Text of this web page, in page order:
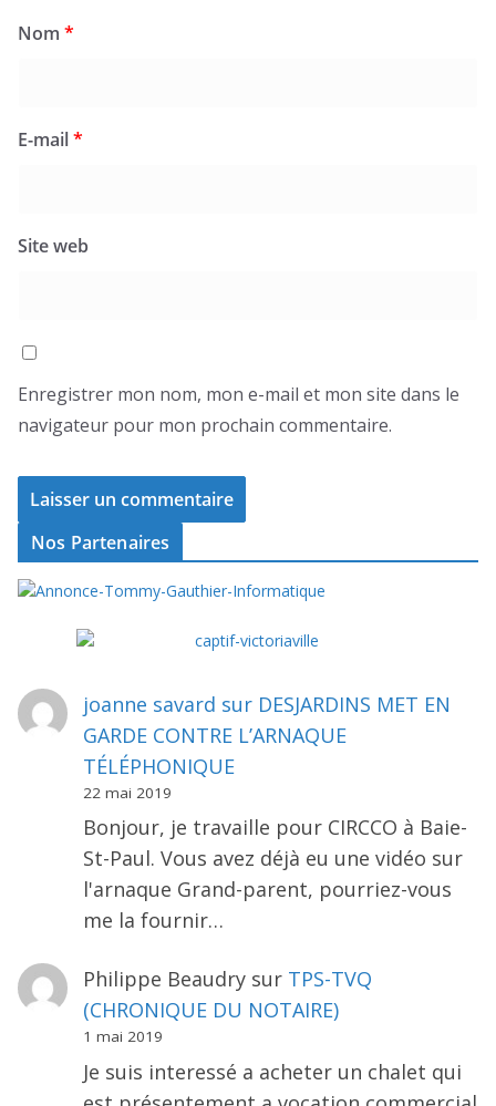
Nom *
E-mail*
Site web
Enregistrer mon nom, mon e-mail et mon site dans le
navigateur pour mon prochain commentaire.
Nos Partenaires
joanne savard sur DESJARDINS MET EN
GARDE CONTRE L’ARNAQUE
TÉLÉPHONIQUE
22 mai 2019
Bonjour, je travaille pour CIRCCO à Baie-
St-Paul. Vous avez déjà eu une vidéo sur
l'arnaque Grand-parent, pourriez-vous
me la fournir…
Philippe Beaudrysur TPS-TVQ
(CHRONIQUE DU NOTAIRE)
1 mai 2019
Je suis interessé a acheter un chalet qui